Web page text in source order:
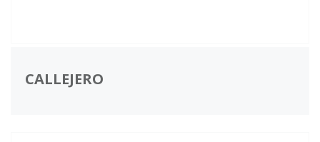
CALLEJERO